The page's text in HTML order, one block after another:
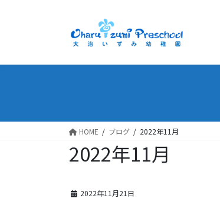
HOME ブログ 2022年11月
2022年11月
2022年11月21日